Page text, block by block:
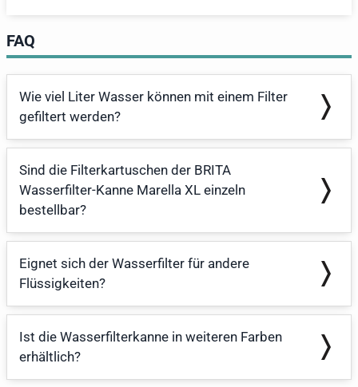
FAQ
Wie viel Liter Wasser können mit einem Filter
gefiltert werden?
Sind die Filterkartuschen der BRITA
Wasserfilter-Kanne Marella XL einzeln
bestellbar?
Eignet sich der Wasserfilter für andere
Flüssigkeiten?
Ist die Wasserfilterkanne in weiteren Farben
erhältlich?